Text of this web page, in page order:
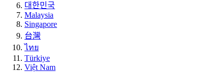
대한민국
Malaysia
Singapore
台灣
ไทย
Türkiye
Việt Nam